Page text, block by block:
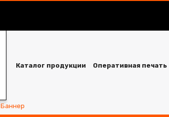
Каталог продукции Оперативная печать
Баннер